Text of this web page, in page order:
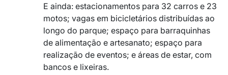
E ainda: estacionamentos para 32 carros e 23
motos; vagas em bicicletários distribuídas ao
longo do parque; espaço para barraquinhas
de alimentação e artesanato; espaço para
realização de eventos; e áreas de estar, com
bancos e lixeiras.